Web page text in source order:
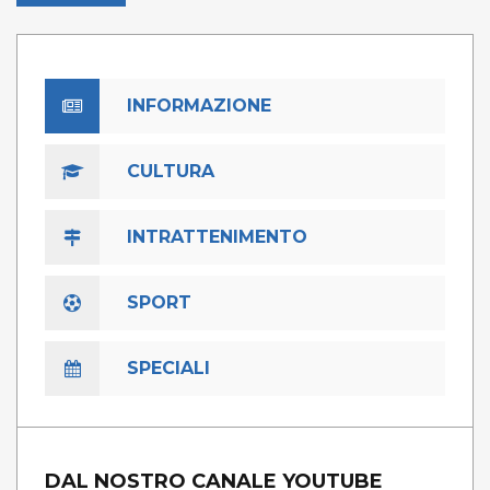
INFORMAZIONE
CULTURA
INTRATTENIMENTO
SPORT
SPECIALI
DAL NOSTRO CANALE YOUTUBE